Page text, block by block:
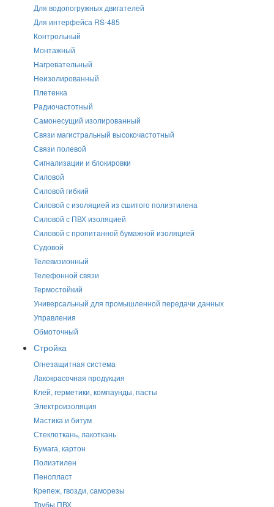
Для водопогружных двигателей
Для интерфейса RS-485
Контрольный
Монтажный
Нагревательный
Неизолированный
Плетенка
Радиочастотный
Самонесущий изолированный
Связи магистральный высокочастотный
Связи полевой
Сигнализации и блокировки
Силовой
Силовой гибкий
Силовой с изоляцией из сшитого полиэтилена
Силовой с ПВХ изоляцией
Силовой с пропитанной бумажной изоляцией
Судовой
Телевизионный
Телефонной связи
Термостойкий
Универсальный для промышленной передачи данных
Управления
Обмоточный
Стройка
Огнезащитная система
Лакокрасочная продукция
Клей, герметики, компаунды, пасты
Электроизоляция
Мастика и битум
Стеклоткань, лакоткань
Бумага, картон
Полиэтилен
Пенопласт
Крепеж, гвозди, саморезы
Трубы ПВХ